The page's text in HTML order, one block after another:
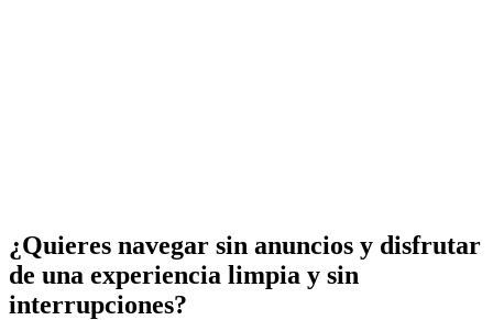
¿Quieres navegar sin anuncios y disfrutar
de una experiencia limpia y sin
interrupciones?